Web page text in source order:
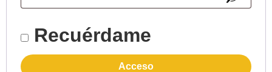
Recuérdame
Acceso